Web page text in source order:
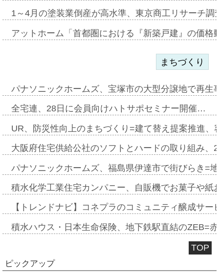
1～4月の塗装業倒産が高水準、東京商工リサーチ
アットホーム「首都圏における『新築戸建』の価
まちづくり
パナソニックホームズ、宝塚市の大型分譲地で再
全宅連、28日に会員向けハトサポセミナー開催…
UR、防災性向上のまちづくり=建て替え提案推進
大阪府住宅供給公社のソフトとハードの取り組み
パナソニックホームズ、福島県伊達市で街びらき=
積水化学工業住宅カンパニー、自販機でお菓子や
【トレンドナビ】コネプラのコミュニティ醸成サ
積水ハウス・日本生命保険、地下鉄駅直結のZEB=
TOP
ピックアップ